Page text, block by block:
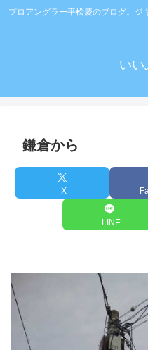
プロアングラー平松慶のブログ。ジ
いい
鎌倉から
X
LINE